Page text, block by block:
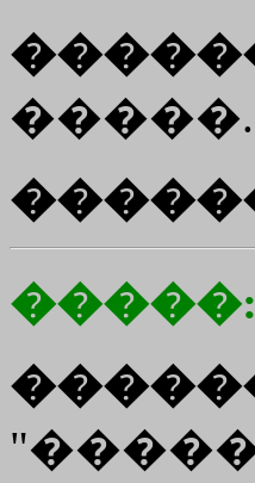
�����.
�����: